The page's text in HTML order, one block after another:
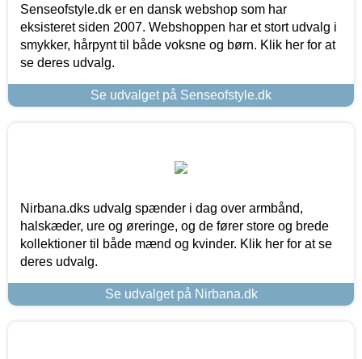
Senseofstyle.dk er en dansk webshop som har
eksisteret siden 2007. Webshoppen har et stort udvalg i
smykker, hårpynt til både voksne og børn. Klik her for at
se deres udvalg.
Se udvalget på Senseofstyle.dk
Nirbana.dks udvalg spænder i dag over armbånd,
halskæder, ure og øreringe, og de fører store og brede
kollektioner til både mænd og kvinder. Klik her for at se
deres udvalg.
Se udvalget på Nirbana.dk